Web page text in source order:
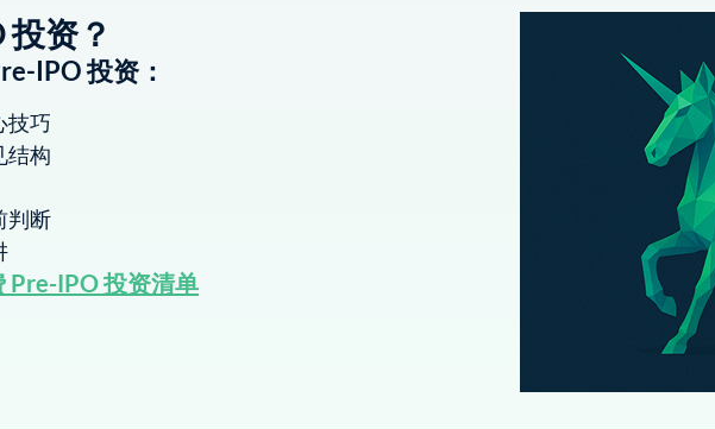
资？
IPO 投资：
技巧
结构
判断
Pre-IPO 投资清单​